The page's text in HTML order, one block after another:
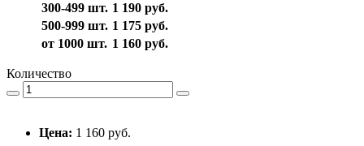
300-499 шт. 1 190 руб.
500-999 шт. 1 175 руб.
от 1000 шт. 1 160 руб.
Количество
Цена: 1 160 руб.